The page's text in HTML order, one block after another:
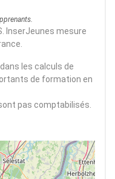
InserJeunes mesure
les calculs de
de formation en
pas comptabilisés.